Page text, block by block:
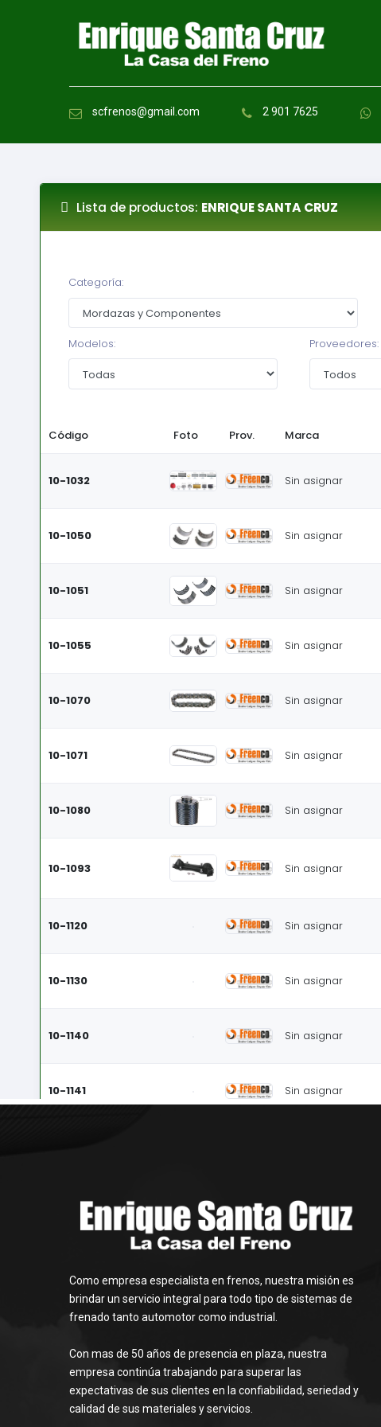
scfrenos@gmail.com 2 901 7625
Como empresa especialista en frenos, nuestra misión es
brindar un servicio integral para todo tipo de sistemas de
frenado tanto automotor como industrial.
Con mas de 50 años de presencia en plaza, nuestra
empresa continúa trabajando para superar las
expectativas de sus clientes en la confiabilidad, seriedad y
calidad de sus materiales y servicios.